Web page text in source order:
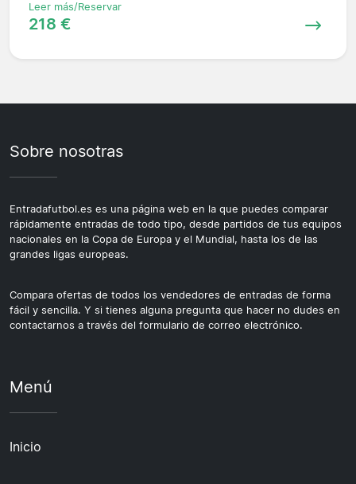
Leer más/Reservar
218 €
Sobre nosotras
Entradafutbol.es es una página web en la que puedes comparar
rápidamente entradas de todo tipo, desde partidos de tus equipos
nacionales en la Copa de Europa y el Mundial, hasta los de las
grandes ligas europeas.
Compara ofertas de todos los vendedores de entradas de forma
fácil y sencilla. Y si tienes alguna pregunta que hacer no dudes en
contactarnos a través del formulario de correo electrónico.
Menú
Inicio